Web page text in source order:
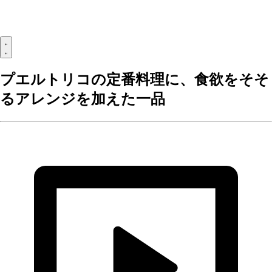
プエルトリコの定番料理に、食欲をそそ
るアレンジを加えた一品